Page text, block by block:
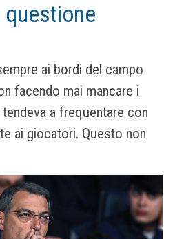
ai bordi del campo
facendo mai mancare i
a frequentare con
ai giocatori. Questo non